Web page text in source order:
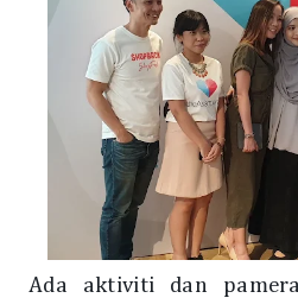
Ada aktiviti dan